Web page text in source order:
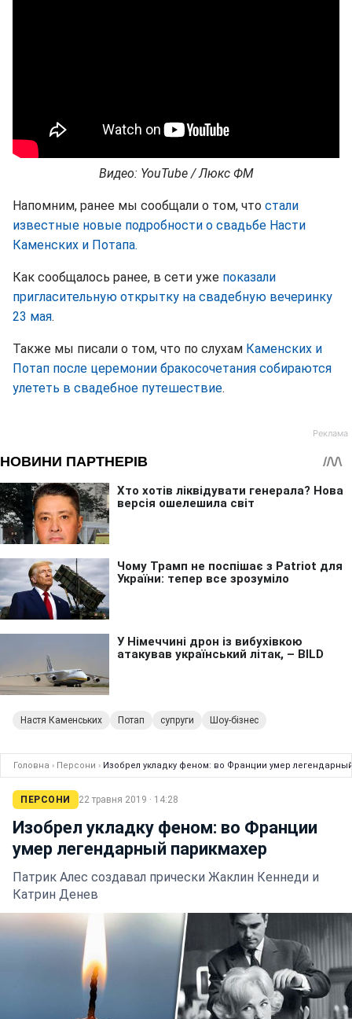
Видео: YouTube / Люкс ФМ
Напомним, ранее мы сообщали о том, что стали
известные новые подробности о свадьбе Насти
Каменских и Потапа.
Как сообщалось ранее, в сети уже показали
пригласительную открытку на свадебную вечеринку
23 мая.
Также мы писали о том, что по слухам Каменских и
Потап после церемонии бракосочетания собираются
улететь в свадебное путешествие.
Настя Каменських Потап супруги Шоу-бізнес
Головна › Персони › Изобрел укладку феном: во Франции умер
ПЕРСОНИ 22 травня 2019 · 14:28
Изобрел укладку феном: во Франции
умер легендарный парикмахер
Патрик Алес создавал прически Жаклин Кеннеди и
Катрин Денев